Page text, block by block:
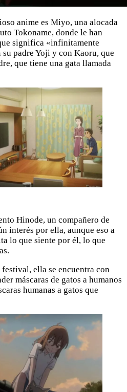
anime es Miyo, una alocada
Tokoname, donde le han
significa «infinitamente
padre Yoji y con Kaoru, que
que tiene una gata llamada
Hinode, un compañero de
interés por ella, aunque eso a
lo que siente por él, lo que
ella se encuentra con
máscaras de gatos a humanos
humanas a gatos que